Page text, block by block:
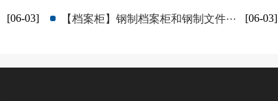
[06-03] 【档案柜】钢制档案柜和钢制文件··· [06-03]